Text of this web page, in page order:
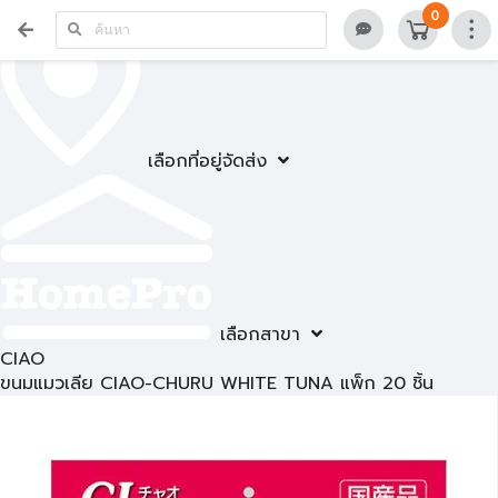
เลือกที่อยู่จัดส่ง
เลือกสาขา
0
CIAO
ขนมแมวเลีย CIAO-CHURU WHITE TUNA แพ็ก 20 ชิ้น